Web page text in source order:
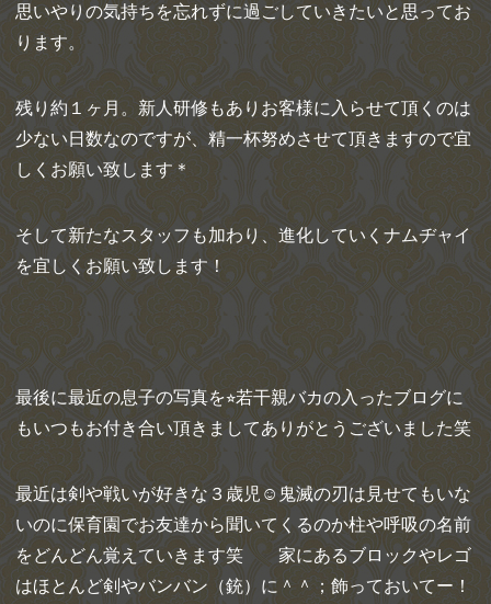
思いやりの気持ちを忘れずに過ごしていきたいと思ってお
ります。
残り約１ヶ月。新人研修もありお客様に入らせて頂くのは
少ない日数なのですが、精一杯努めさせて頂きますので宜
しくお願い致します＊
そして新たなスタッフも加わり、進化していくナムヂャイ
を宜しくお願い致します！
最後に最近の息子の写真を⭐︎若干親バカの入ったブログに
もいつもお付き合い頂きましてありがとうございました笑
最近は剣や戦いが好きな３歳児☺︎鬼滅の刃は見せてもいな
いのに保育園でお友達から聞いてくるのか柱や呼吸の名前
をどんどん覚えていきます笑 家にあるブロックやレゴ
はほとんど剣やバンバン（銃）に＾＾；飾っておいてー！